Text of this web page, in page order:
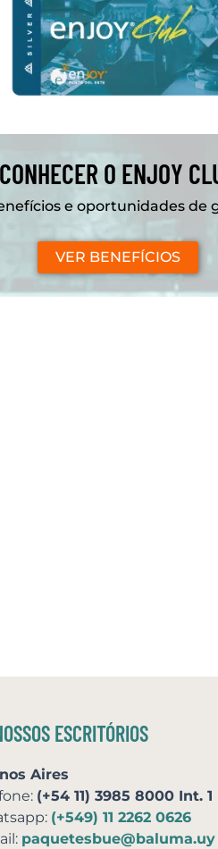
CONHECER O ENJOY
e oportunidades de
VER BENEFÍCIOS
ESCRITÓRIOS
Aires
(+54 11) 3985 8000 Int. 1
(+549) 11 2262 0626
paquetesbue@baluma.uy